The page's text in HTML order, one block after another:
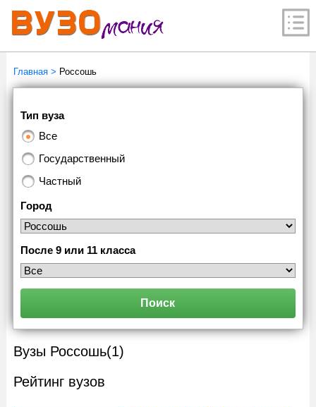
Главная> Россошь
Тип вуза
Все
Государственный
Частный
Город
После 9 или 11 класса
Поиск
Вузы Россошь(1)
Рейтинг вузов